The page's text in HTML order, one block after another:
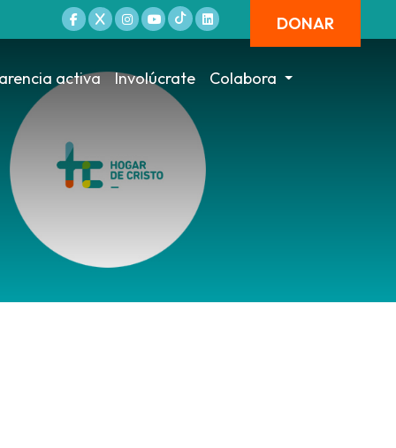
DONAR
activa Involúcrate Colabora